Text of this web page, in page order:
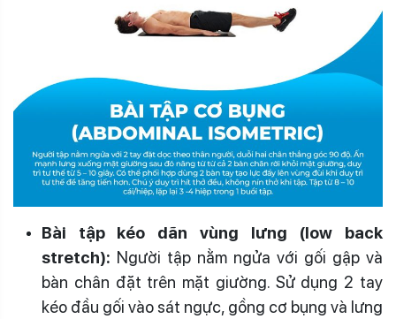
Bài tập kéo dãn vùng lưng (low back
stretch): Người tập nằm ngửa với gối gập và
bàn chân đặt trên mặt giường. Sử dụng 2 tay
kéo đầu gối vào sát ngực, gồng cơ bụng và lưng